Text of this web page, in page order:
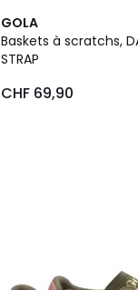
GOLA
Baskets à scratchs,
STRAP
CHF 69,90